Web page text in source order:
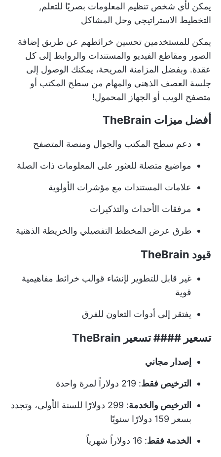
يمكن لأي شخص تنظيم المعلومات بصريًا للتعلم,
التخطيط الاستراتيجي وحل المشاكل
يمكن للمستخدمين تحسين خرائطهم عن طريق إضافة
الصور ومقاطع الفيديو والمستندات والروابط إلى كل
عقدة. وبفضل المزامنة المريحة، يمكنك الوصول إلى
جلسة العصف الذهني والمهام من سطح المكتب أو
متصفح الويب أو الجهاز المحمول!
أفضل ميزات TheBrain
دعم سطح المكتب والجوال ومنصة المتصفح
مواضيع متصلة للعثور على المعلومات ذات الصلة
علامات المستندات مع مؤشرات الأولوية
مرفقات الأحداث والتذكيرات
طرق عرض المخطط التفصيلي والخريطة الذهنية
قيود TheBrain
غير قابل للتطوير لإنشاء قوالب خرائط مفاهيمية
قوية
يفتقر إلى أدوات التعاون للفرق
تسعير #### تسعير TheBrain
إصدار مجاني
الترخيص فقط: 219 دولاراً لمرة واحدة
الترخيص والخدمة
: 299 دولارًا للسنة الأولى، وتجدد
بسعر 159 دولارًا سنويًا
الخدمة فقط: 16 دولاراً شهرياً